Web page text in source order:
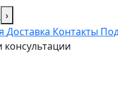
›
Доставка Контакты